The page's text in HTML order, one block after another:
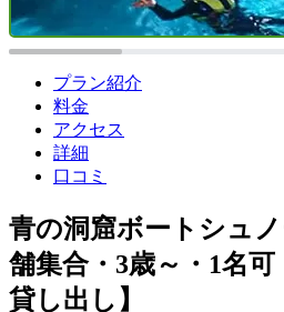
プラン紹介
料金
アクセス
詳細
口コミ
青の洞窟ボートシュ
舗集合・3歳～・1名
貸し出し】